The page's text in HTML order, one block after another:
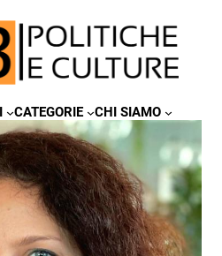
CATEGORIE CHI SIAMO